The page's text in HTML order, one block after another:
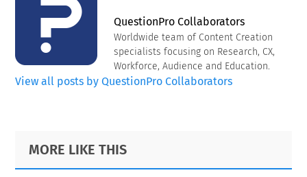
QuestionPro Collaborators
Worldwide team of Content Creation
specialists focusing on Research, CX,
Workforce, Audience and Education.
View all posts by QuestionPro Collaborators
Primary
Sidebar
Footer
MORE LIKE THIS